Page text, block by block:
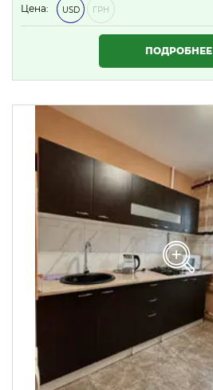
Цена: USD ГРН
ПОДРОБНЕЕ